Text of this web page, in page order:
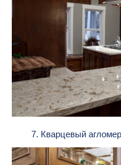
7. Кварцевый